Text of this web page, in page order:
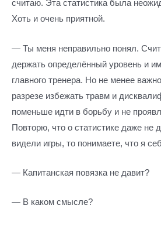
считаю. Эта статистика была
Хоть и очень приятной.
— Ты меня неправильно понял.
держать определённый уровень и
главного тренера. Но не менее
разрезе избежать травм и
поменьше идти в борьбу и не
Повторю, что о статистике даже не
видели игры, то понимаете, что я
— Капитанская повязка не давит?
— В каком смысле?